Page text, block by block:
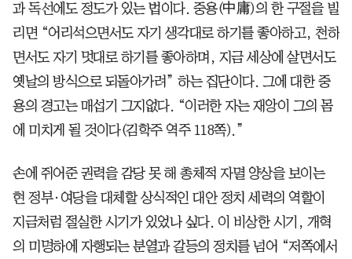
과 독선에도 정도가 있는 법이다. 중용(中庸)의 한 구절을 빌
리면 “어리석으면서도 자기 생각대로 하기를 좋아하고, 천하
면서도 자기 멋대로 하기를 좋아하며, 지금 세상에 살면서도
옛날의 방식으로 되돌아가려” 하는 집단이다. 그에 대한 중
용의 경고는 매섭기 그지없다. “이러한 자는 재앙이 그의 몸
에 미치게 될 것이다(김학주 역주 118쪽).”
손에 쥐어준 권력을 감당 못 해 총체적 자멸 양상을 보이는
현 정부·여당을 대체할 상식적인 대안 정치 세력의 역할이
지금처럼 절실한 시기가 있었나 싶다. 이 비상한 시기, 개혁
의 미명하에 자행되는 분열과 갈등의 정치를 넘어 “저쪽에서